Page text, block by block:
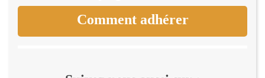
Comment adhérer